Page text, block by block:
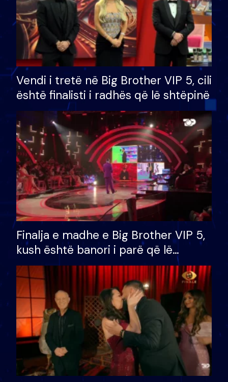
Vendi i tretë në Big Brother VIP 5, cili
është finalisti i radhës që lë shtëpinë
Finalja e madhe e Big Brother VIP 5,
kush është banori i parë që lë
shtëpinë dhe humb mundësinë për
të fituar çmimin e madh